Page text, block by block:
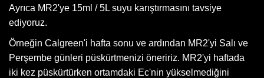
Ayrıca MR2'ye 15ml / 5L suyu karıştırmasını tavsiye
ediyoruz.
Örneğin Calgreen'i hafta sonu ve ardından MR2'yi Salı ve
Perşembe günleri püskürtmenizi öneririz. MR2'yi haftada
iki kez püskürtürken ortamdaki Ec'nin yükselmediğini